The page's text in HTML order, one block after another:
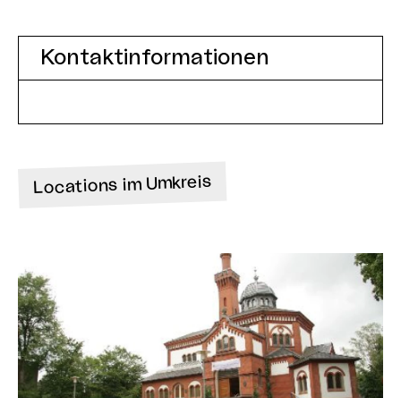
Kontaktinformationen
Locations im Umkreis